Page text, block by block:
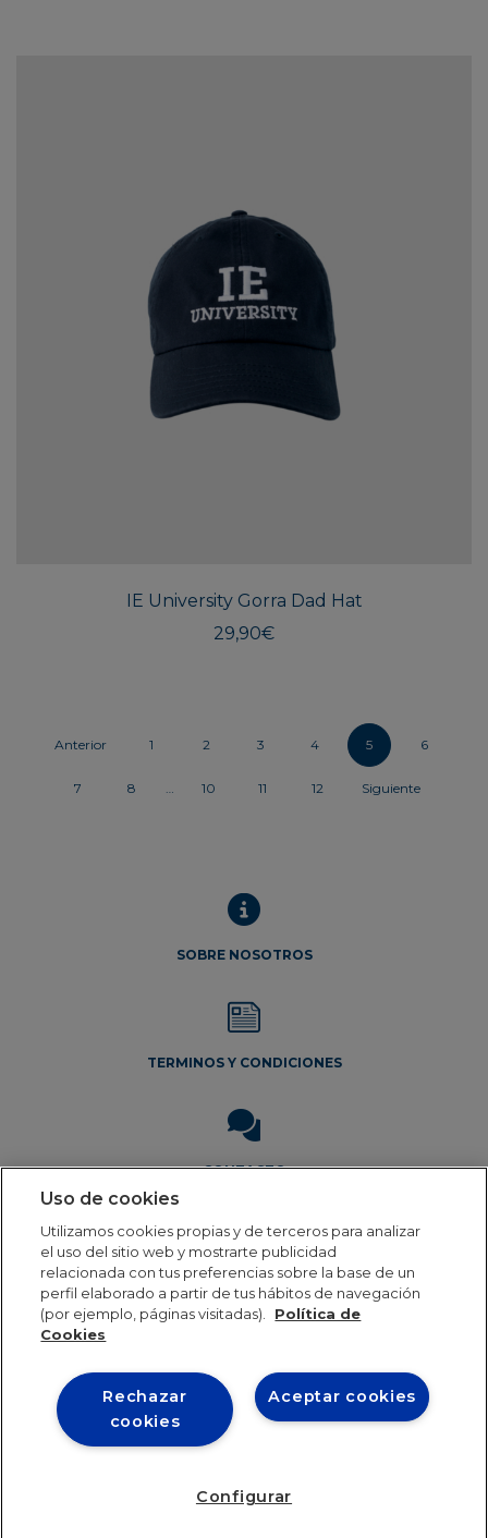
IE University Gorra Dad Hat
29,90€
Anterior 1 2 3 4 5 6
7 8 … 10 11 12 Siguiente
SOBRE NOSOTROS
TERMINOS Y CONDICIONES
CONTACTO
Aviso Legal Política de privacidad Política de cookies
Our online order processing is temporarily paused
during the holiday period. Orders will resume shipping in
support. We look forward to serving you soon!
Uso de cookies
Utilizamos cookies propias y de terceros para analizar
el uso del sitio web y mostrarte publicidad
relacionada con tus preferencias sobre la base de un
perfil elaborado a partir de tus hábitos de navegación
(por ejemplo, páginas visitadas).
Política de
Cookies
Aceptar cookies
Rechazar
cookies
Configurar